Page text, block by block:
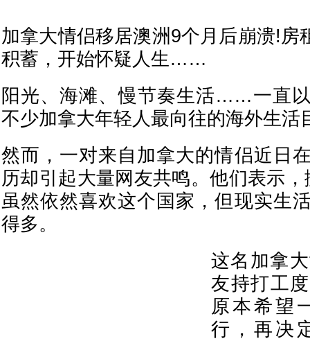
加拿大情侣移居澳洲9个月后崩溃!房
积蓄，开始怀疑人生……
阳光、海滩、慢节奏生活……一直
不少加拿大年轻人最向往的海外生活
然而，一对来自加拿大的情侣近日
历却引起大量网友共鸣。他们表示
虽然依然喜欢这个国家，但现实生
得多。
这名加拿
友持打工
原本希望
行，再决